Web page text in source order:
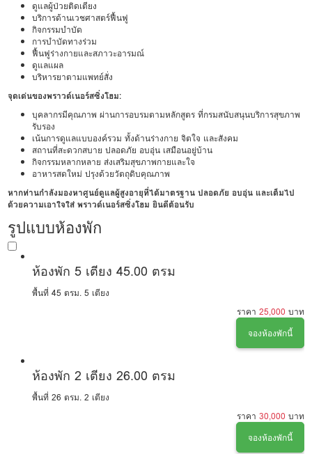
ดูแลผู้ป่วยติดเตียง
บริการด้านเวชศาสตร์ฟื้นฟู
กิจกรรมบำบัด
การบำบัดทางร่วม
ฟื้นฟูร่างกายและสภาวะอารมณ์
ดูแลแผล
บริหารยาตามแพทย์สั่ง
จุดเด่นของพราวด์เนอร์สซิ่งโฮม:
บุคลากรมีคุณภาพ ผ่านการอบรมตามหลักสูตร ที่กรมสนับสนุนบริการสุขภาพ
รับรอง
เน้นการดูแลแบบองค์รวม ทั้งด้านร่างกาย จิตใจ และสังคม
สถานที่สะดวกสบาย ปลอดภัย อบอุ่น เสมือนอยู่บ้าน
กิจกรรมหลากหลาย ส่งเสริมสุขภาพกายและใจ
อาหารสดใหม่ ปรุงด้วยวัตถุดิบคุณภาพ
หากท่านกำลังมองหาศูนย์ดูแลผู้สูงอายุที่ได้มาตรฐาน ปลอดภัย อบอุ่น และเต็มไป
ด้วยความเอาใจใส่ พราวด์เนอร์สซิ่งโฮม ยินดีต้อนรับ
รูปแบบห้องพัก
ห้องพัก 5 เตียง 45.00 ตรม
พื้นที่ 45 ตรม. 5 เตียง
ราคา 25,000 บาท
จองห้องพักนี้
ห้องพัก 2 เตียง 26.00 ตรม
พื้นที่ 26 ตรม. 2 เตียง
ราคา 30,000 บาท
จองห้องพักนี้